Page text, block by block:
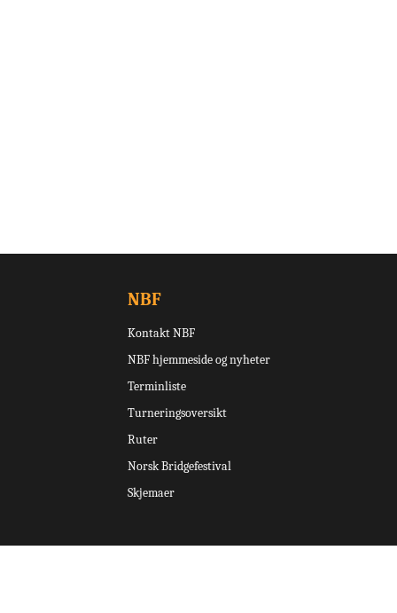
NBF
Kontakt NBF
NBF hjemmeside og nyheter
Terminliste
Turneringsoversikt
Ruter
Norsk Bridgefestival
Skjemaer